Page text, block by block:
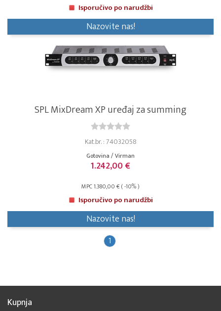
Isporučivo po narudžbi
Nazovite nas!
SPL MixDream XP uređaj za summing
Kat.br. : 74032058
Gotovina / Virman
1.242,00 €
MPC 1.380,00 € ( -10% )
Isporučivo po narudžbi
Nazovite nas!
1
Kupnja